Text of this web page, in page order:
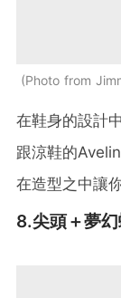
Photo from
在鞋身的設計
跟涼鞋的
在造型之中讓
8.尖頭＋夢